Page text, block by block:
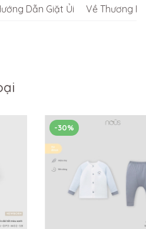
Dẫn Giặt Ủi Về Thương
-30%